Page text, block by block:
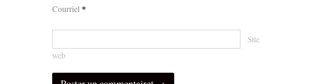
Courriel *
Site
web